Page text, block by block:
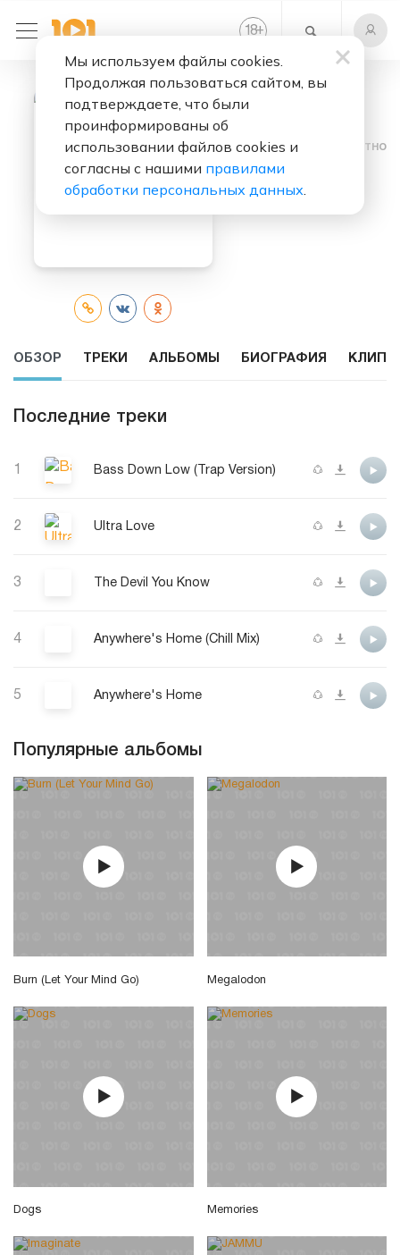
18+
Слушать бесплатно
KSHMR
ОБЗОР ТРЕКИ АЛЬБОМЫ БИОГРАФИЯ КЛИПЫ
Последние треки
Bass Down Low (Trap Version)
2 Ultra Love
3 The Devil You Know
4 Anywhere's Home (Chill Mix)
5 Anywhere's Home
Популярные альбомы
Burn (Let Your Mind Go) Megalodon
Dogs Memories
Мы используем файлы cookies.
Продолжая пользоваться сайтом, вы
подтверждаете, что были
проинформированы об
использовании файлов cookies и
согласны с нашими правилами
обработки персональных данных.